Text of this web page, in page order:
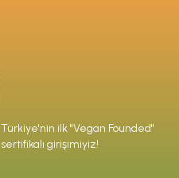
Türkiye'nin ilk "Vegan Founded"
sertifikalı girişimiyiz!